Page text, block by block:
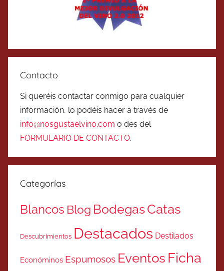
Contacto
Si queréis contactar conmigo para cualquier
información, lo podéis hacer a través de
info@nosgustaelvino.com o des del
FORMULARIO DE CONTACTO.
Categorías
Blancos Blog BodegasCatas
Descubrimientos Destacados Destilados
Económinos Espumosos Eventos Ficha